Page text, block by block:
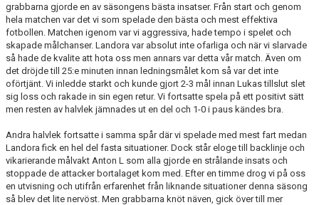
grabbarna gjorde en av säsongens bästa insatser. Från start och genom
hela matchen var det vi som spelade den bästa och mest effektiva
fotbollen. Matchen igenom var vi aggressiva, hade tempo i spelet och
skapade målchanser. Landora var absolut inte ofarliga och när vi slarvade
så hade de kvalite att hota oss men annars var detta vår match. Även om
det dröjde till 25:e minuten innan ledningsmålet kom så var det inte
oförtjänt. Vi inledde starkt och kunde gjort 2-3 mål innan Lukas tillslut slet
sig loss och rakade in sin egen retur. Vi fortsatte spela på ett positivt sätt
men resten av halvlek jämnades ut en del och 1-0 i paus kändes bra.
Andra halvlek fortsatte i samma spår där vi spelade med mest fart medan
Landora fick en hel del fasta situationer. Dock står eloge till backlinje och
vikarierande målvakt Anton L som alla gjorde en strålande insats och
stoppade de attacker bortalaget kom med. Efter en timme drog vi på oss
en utvisning och utifrån erfarenhet från liknande situationer denna säsong
så blev det lite nervöst. Men grabbarna knöt näven, gick över till mer